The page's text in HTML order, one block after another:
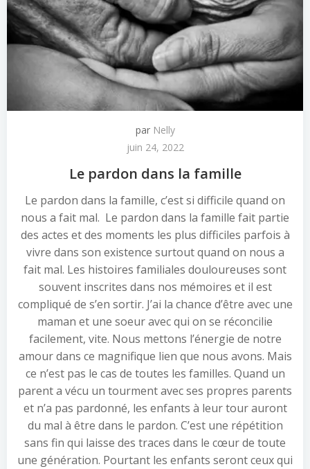
par Nelly
juin 24, 2022
Le pardon dans la famille
Le pardon dans la famille, c’est si difficile quand on
nous a fait mal. Le pardon dans la famille fait partie
des actes et des moments les plus difficiles parfois à
vivre dans son existence surtout quand on nous a
fait mal. Les histoires familiales douloureuses sont
souvent inscrites dans nos mémoires et il est
compliqué de s’en sortir. J’ai la chance d’être avec une
maman et une soeur avec qui on se réconcilie
facilement, vite. Nous mettons l’énergie de notre
amour dans ce magnifique lien que nous avons. Mais
ce n’est pas le cas de toutes les familles. Quand un
parent a vécu un tourment avec ses propres parents
et n’a pas pardonné, les enfants à leur tour auront
du mal à être dans le pardon. C’est une répétition
sans fin qui laisse des traces dans le cœur de toute
une génération. Pourtant les enfants seront ceux qui